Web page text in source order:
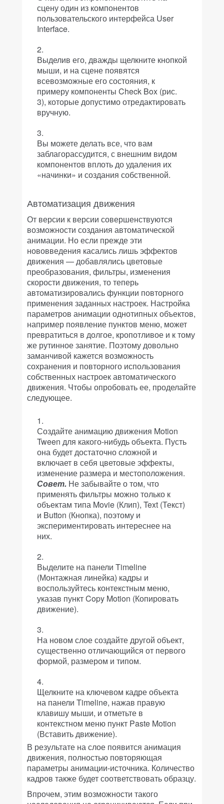
сцену один из компонентов
пользовательского интерфейса User
Interface.
Выделив его, дважды щелкните кнопкой
мыши, и на сцене появятся
всевозможные его состояния, к
примеру компоненты Check Box (рис.
3), которые допустимо отредактировать
вручную.
Вы можете делать все, что вам
заблагорассудится, с внешним видом
компонентов вплоть до удаления их
«начинки» и создания собственной.
Автоматизация движения
От версии к версии совершенствуются
возможности создания автоматической
анимации. Но если прежде эти
нововведения касались лишь эффектов
движения — добавлялись цветовые
преобразования, фильтры, изменения
скорости движения, то теперь
автоматизировались функции повторного
применения заданных настроек. Настройка
параметров анимации однотипных объектов,
например появление пунктов меню, может
превратиться в долгое, кропотливое и к тому
же рутинное занятие. Поэтому довольно
заманчивой кажется возможность
сохранения и повторного использования
собственных настроек автоматического
движения. Чтобы опробовать ее, проделайте
следующее.
Создайте анимацию движения Motion
Tween для какого-нибудь объекта. Пусть
она будет достаточно сложной и
включает в себя цветовые эффекты,
изменение размера и местоположения.
Совет. Не забывайте о том, что
применять фильтры можно только к
объектам типа Movie (Клип), Text (Текст)
и Button (Кнопка), поэтому и
экспериментировать интереснее на
них.
Выделите на панели Timeline
(Монтажная линейка) кадры и
воспользуйтесь контекстным меню,
указав пункт Copy Motion (Копировать
движение).
На новом слое создайте другой объект,
существенно отличающийся от первого
формой, размером и типом.
Щелкните на ключевом кадре объекта
на панели Timeline, нажав правую
клавишу мыши, и отметьте в
контекстном меню пункт Paste Motion
(Вставить движение).
В результате на слое появится анимация
движения, полностью повторяющая
параметры анимации-источника. Количество
кадров также будет соответствовать образцу.
Впрочем, этим возможности такого